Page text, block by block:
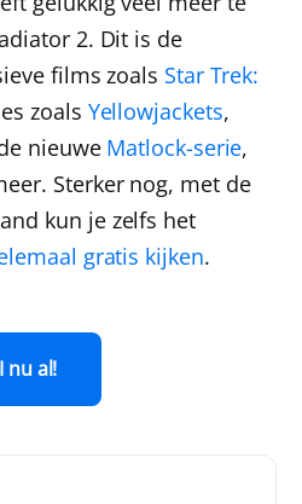
2. Dit is de
films zoals Star Trek:
zoals Yellowjackets,
nieuwe Matlock-serie,
Sterker nog, met de
kun je zelfs het
gratis kijken.
nu al!